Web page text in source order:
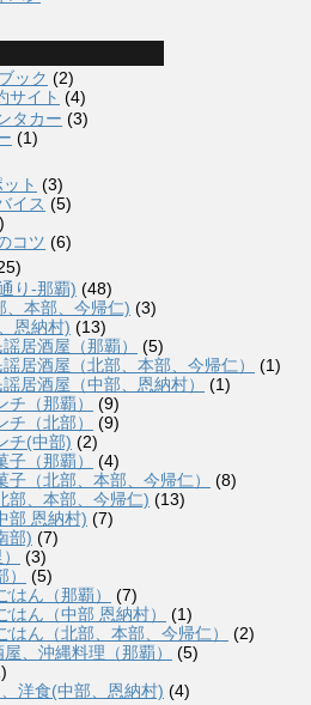
ック (2)
サイト (4)
タカー (3)
(1)
ト (3)
イス (5)
コツ (6)
り-那覇) (48)
、本部、今帰仁) (3)
恩納村) (13)
居酒屋（那覇）
(5)
居酒屋（北部、本部、今帰仁）
(1)
居酒屋（中部、恩納村）
(1)
（那覇）
(9)
（北部）
(9)
チ(中部) (2)
（那覇）
(4)
（北部、本部、今帰仁）
(8)
部、本部、今帰仁) (13)
部 恩納村) (7)
部) (7)
(3)
(5)
ん（那覇）
(7)
ん（中部 恩納村）
(1)
ん（北部、本部、今帰仁）
(2)
、沖縄料理（那覇）
(5)
洋食(中部、恩納村) (4)